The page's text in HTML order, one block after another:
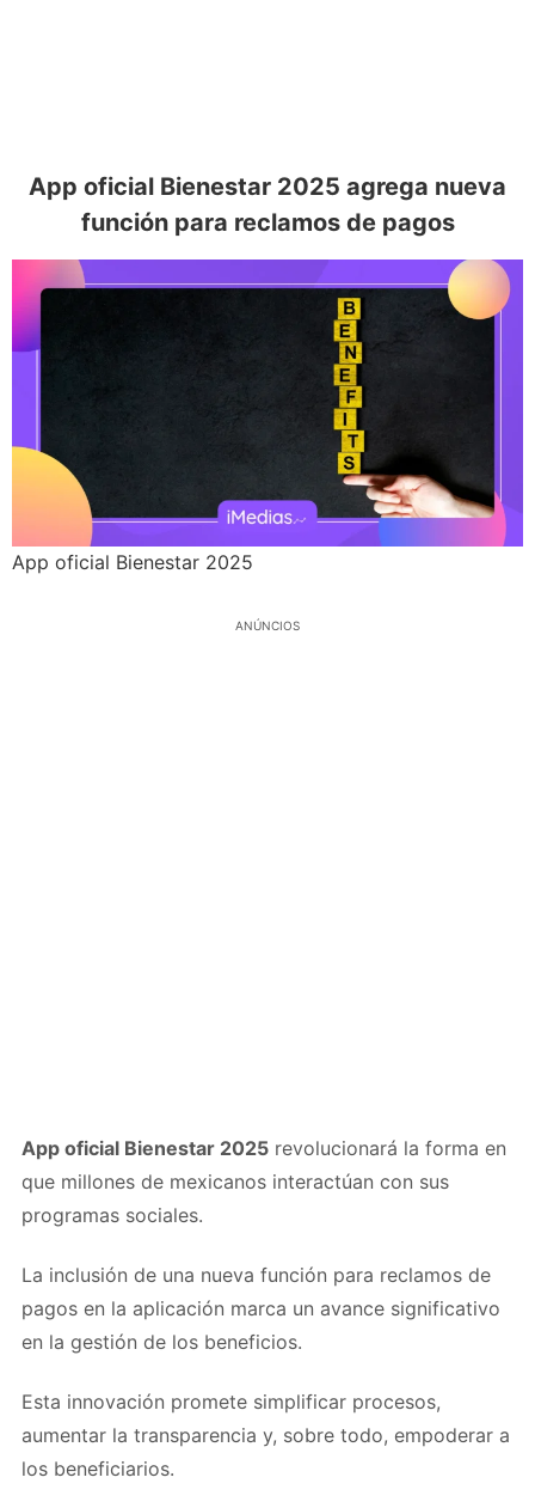
App oficial Bienestar 2025 agrega nueva
función para reclamos de pagos
App oficial Bienestar 2025
ANÚNCIOS
App oficial Bienestar 2025 revolucionará la forma en
que millones de mexicanos interactúan con sus
programas sociales.
La inclusión de una nueva función para reclamos de
pagos en la aplicación marca un avance significativo
en la gestión de los beneficios.
Esta innovación promete simplificar procesos,
aumentar la transparencia y, sobre todo, empoderar a
los beneficiarios.